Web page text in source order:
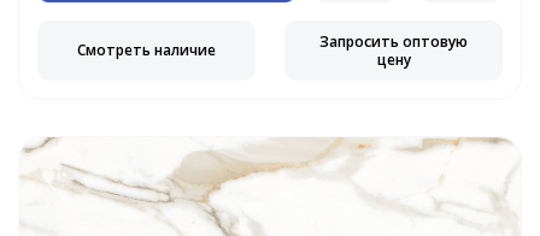
Смотреть наличие
Запросить оптовую
цену